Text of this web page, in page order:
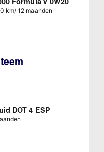
km/ 12 maanden
DOT 4 ESP